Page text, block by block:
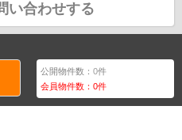
い合わせする
公開物件数：0件
会員物件数：0件